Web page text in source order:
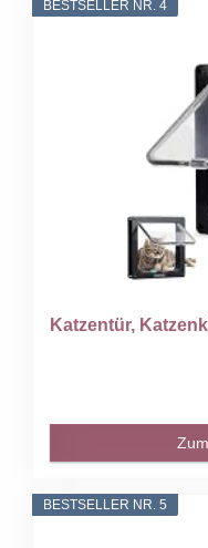
BESTSELLER NR. 4
Katzentür,
BESTSELLER NR. 5